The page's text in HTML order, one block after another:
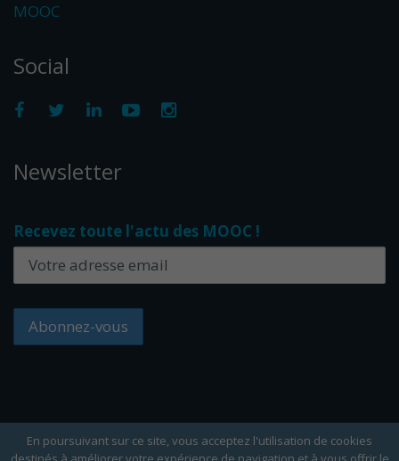
MOOC
Social
Newsletter
Recevez toute l'actu des MOOC !
En poursuivant sur ce site, vous acceptez l'utilisation de cookies